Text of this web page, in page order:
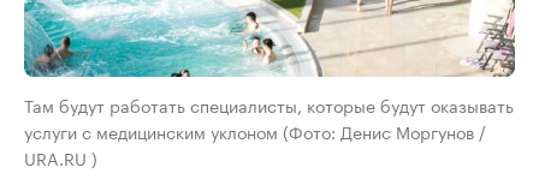
Там будут работать специалисты, которые будут оказывать
услуги с медицинским уклоном (Фото: Денис Моргунов /
URA.RU )